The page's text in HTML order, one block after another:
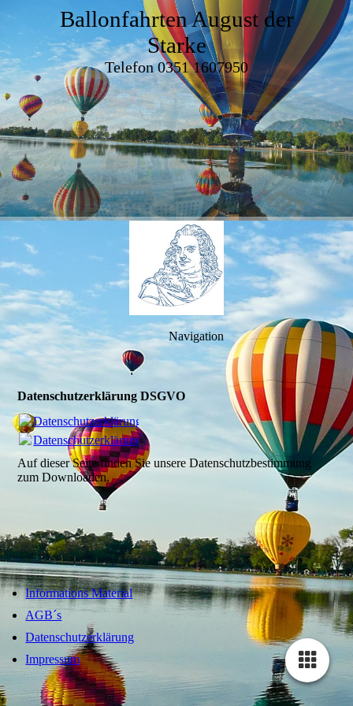
Ballonfahrten August der
Starke
Telefon 0351 1607950
Navigation
Datenschutzerklärung DSGVO
Datenschutzerklärung.pdf
(91.71KB)
Datenschutzerklärung.pdf
Auf dieser Seite finden Sie unsere Datenschutzbestimmung
zum Downloaden.
Informations Material
AGB´s
Datenschutzerklärung
Impressum